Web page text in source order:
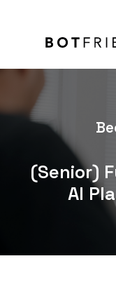
Produkt
Case Studies
(Senior)
AI